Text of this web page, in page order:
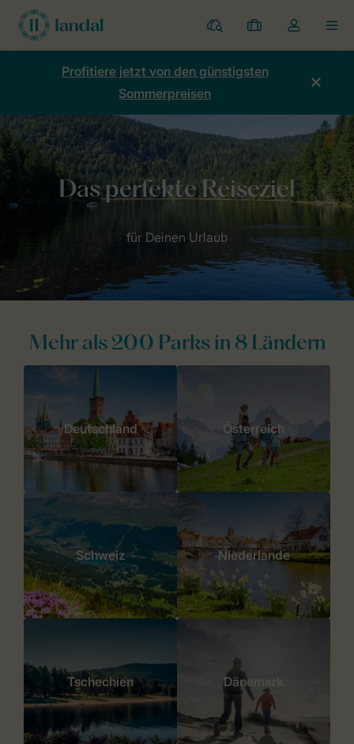
Ferienparks
Meine
Buchungen
Dropdown-
Menü
Kontos
Profitiere jetzt von den günstigsten
Sommerpreisen
Mehr als 200 Parks in 8 Ländern
Deutschland Österreich
Schweiz Niederlande
Tschechien Dänemark